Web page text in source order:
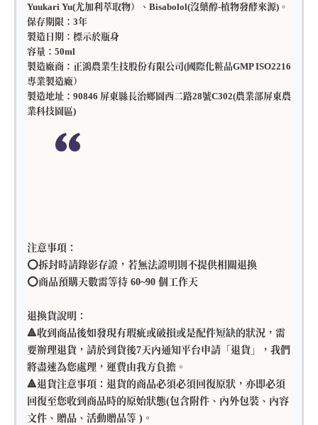
Yuukari Yu(尤加利萃取物）、Bisabolol(沒藥醇-植物發酵來源)。
保存期限：3年
製造日期：標示於瓶身
容量：50ml
製造廠商：正鴻農業生技股份有限公司(國際化粧品GMP ISO2216
專業製造廠）
製造地址：90846 屏東縣長治鄉園西二路28號C302(農業部屏東農
業科技園區)
注意事項：
⭕️拆封時請錄影存證，若無法證明則不提供相關退換
⭕️商品預購天數需等待 60~90 個工作天
退換貨說明：
🔺收到商品後如發現有瑕疵或破損或是配件短缺的狀況，需
要辦理退貨，請於到貨後7天內通知平台申請「退貨」，我們
將盡速為您處理，運費由我方負擔。
🔺退貨注意事項：退貨的商品必須必須回復原狀，亦即必須
回復至您收到商品時的原始狀態(包含附件、內外包裝、內容
文件、贈品、活動贈品等 )。